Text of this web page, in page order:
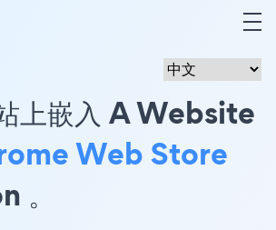
上嵌入 A Website
Web Store
。